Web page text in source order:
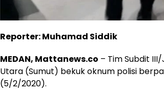
Reporter: Muhamad Siddik
MEDAN, Mattanews.co – Tim Subdit
Utara (Sumut) bekuk oknum polisi
(5/2/2020).